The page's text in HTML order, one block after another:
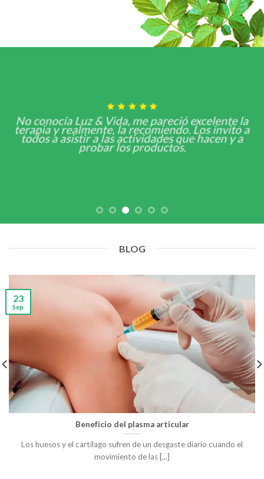
conocía Luz & Vida, me pareció excelente la
y realmente, la recomiendo. Los invito a
a asistir a las actividades que hacen y a
probar los productos.
BLOG
Beneficio del plasma articular
Los huesos y el cartílago sufren de un desgaste diario cuando el
movimiento de las [...]
23
Sep